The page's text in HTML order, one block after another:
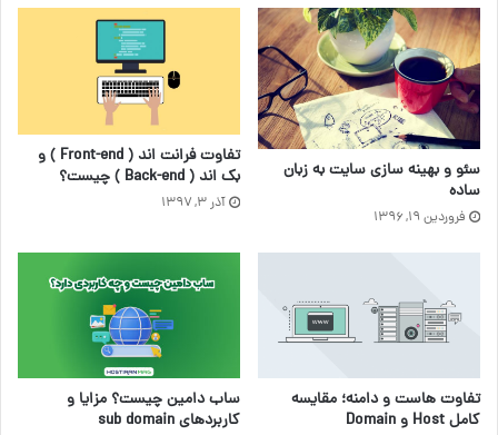
سئو و بهینه سازی سایت به زبان
ساده
فروردین ۱۹, ۱۳۹۶
تفاوت‌ فرانت اند ( Front-end ) و
بک اند ( Back-end ) چیست؟
آذر ۳, ۱۳۹۷
تفاوت هاست و دامنه؛ مقایسه
کامل Host و Domain
ساب دامین چیست؟ مزایا و
کاربردهای sub domain